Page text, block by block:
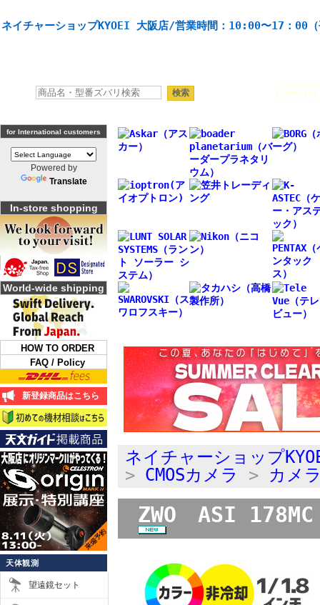
ネイチャーショップKYOEI 大阪店/営業時間：10:00〜17：00（
Seestar
for International customers
Powered by
Translate
In-store shopping
World-wide shipping
HOW TO ORDER
FAQ / Policy
新登録商品はこちら
天体観測
望遠鏡セット
ネイチャーショップ
> CMOSカメラ > カメ
ZWO ASI 178MC